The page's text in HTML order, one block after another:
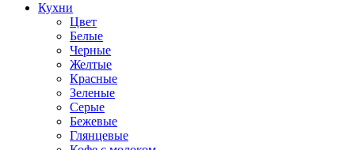
Кухни
Цвет
Белые
Черные
Желтые
Красные
Зеленые
Серые
Бежевые
Глянцевые